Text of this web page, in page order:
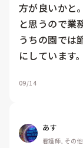
方が良いかと
と思うので業
うちの園では
にしています。
09/14
あす
看護師, その